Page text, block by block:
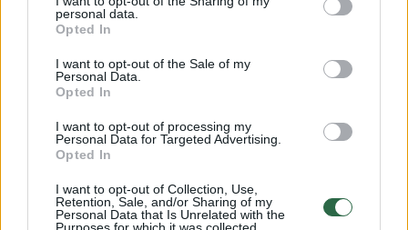
personal data.
Opted In
I want to opt-out of the Sale of my
Personal Data.
Opted In
I want to opt-out of processing my
Personal Data for Targeted Advertising.
Opted In
I want to opt-out of Collection, Use,
Retention, Sale, and/or Sharing of my
Personal Data that Is Unrelated with the
Purposes for which it was collected.
„Todėl būtinas nuolatinis dėmesys kariui karo
problemas gali pastebėti šalia esantys, kartu
tarnaujantys kariai ar tiesioginiai vadai, kurie
mokomi atpažinti galimus psichologinius
pokyčius ar atsiradusias asmenines
problemas“, – nurodo KAM.